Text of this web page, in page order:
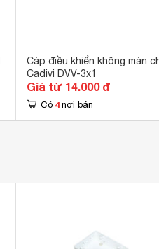
Cáp điều khiển không màn
Cadivi DVV-3x1
Giá từ 14.000 đ
Có 4 nơi bán